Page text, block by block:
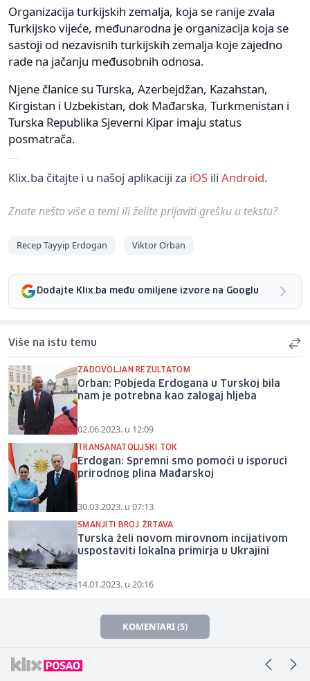
Organizacija turkijskih zemalja, koja se ranije zvala
Turkijsko vijeće, međunarodna je organizacija koja se
sastoji od nezavisnih turkijskih zemalja koje zajedno
rade na jačanju međusobnih odnosa.
Njene članice su Turska, Azerbejdžan, Kazahstan,
Kirgistan i Uzbekistan, dok Mađarska, Turkmenistan i
Turska Republika Sjeverni Kipar imaju status
posmatrača.
Klix.ba čitajte i u našoj aplikaciji za iOS ili Android.
Znate nešto više o temi ili želite prijaviti grešku u tekstu?
Recep Tayyip Erdogan Viktor Orban
Dodajte Klix.ba među omiljene izvore na Googlu
Više na istu temu
ZADOVOLJAN REZULTATOM
Orban: Pobjeda Erdogana u Turskoj bila
nam je potrebna kao zalogaj hljeba
02.06.2023. u 12:09
TRANSANATOLIJSKI TOK
Erdogan: Spremni smo pomoći u isporuci
prirodnog plina Mađarskoj
30.03.2023. u 07:13
SMANJITI BROJ ŽRTAVA
Turska želi novom mirovnom incijativom
uspostaviti lokalna primirja u Ukrajini
14.01.2023. u 20:16
KOMENTARI (5)